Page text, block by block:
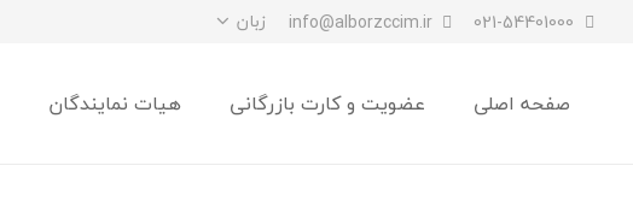
021-54401000
info@alborzccim.ir زبان
صفحه اصلی عضویت و کارت بازرگانی هیات نمایندگان